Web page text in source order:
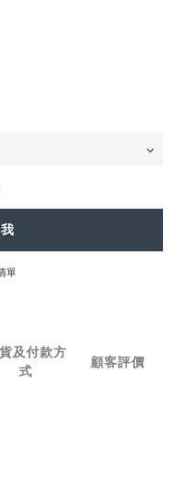
單
及付款方
式
顧客評價